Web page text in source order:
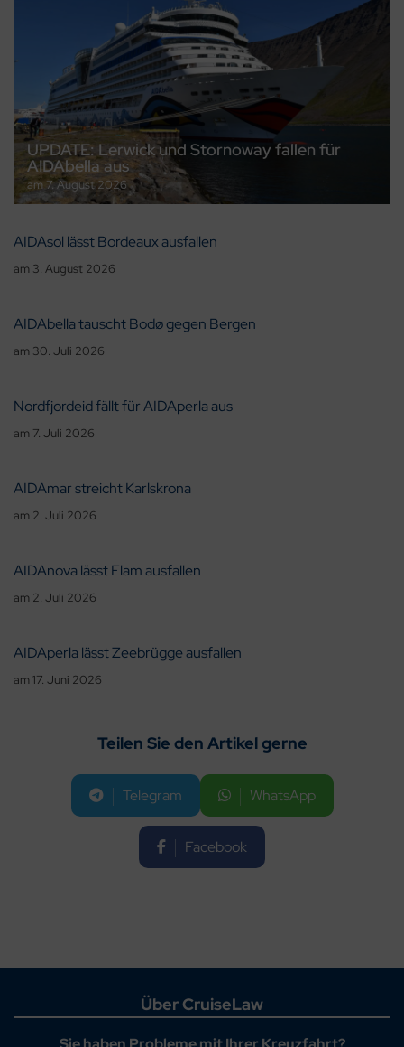
UPDATE: Lerwick und Stornoway fallen für
AIDAbella aus
am 7. August 2026
AIDAsol lässt Bordeaux ausfallen
am 3. August 2026
AIDAbella tauscht Bodø gegen Bergen
am 30. Juli 2026
Nordfjordeid fällt für AIDAperla aus
am 7. Juli 2026
AIDAmar streicht Karlskrona
am 2. Juli 2026
AIDAnova lässt Flam ausfallen
am 2. Juli 2026
AIDAperla lässt Zeebrügge ausfallen
am 17. Juni 2026
Teilen Sie den Artikel gerne
Telegram WhatsApp
Facebook
Über CruiseLaw